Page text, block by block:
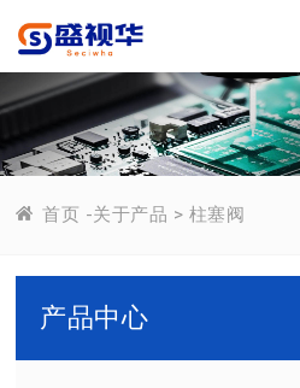
首页 -关于产品 > 柱塞阀
产品中心